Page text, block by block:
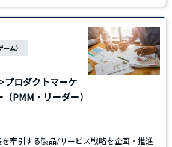
ム）
プロダクトマーケ
PMM・リーダー）
牽引する製品/サービス戦略を企画・推進